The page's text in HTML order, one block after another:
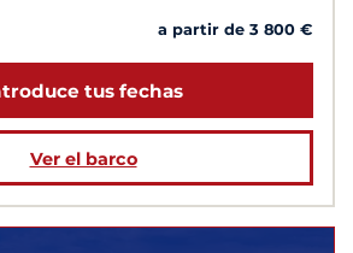
a partir de 3 800 €
tus fechas
Ver el barco